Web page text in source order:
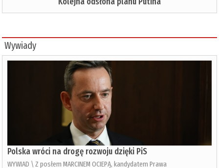
Wywiady
Polska wróci na drogę rozwoju dzięki PiS
WYWIAD \ Z posłem MARCINEM OCIEPĄ, kandydatem Prawa